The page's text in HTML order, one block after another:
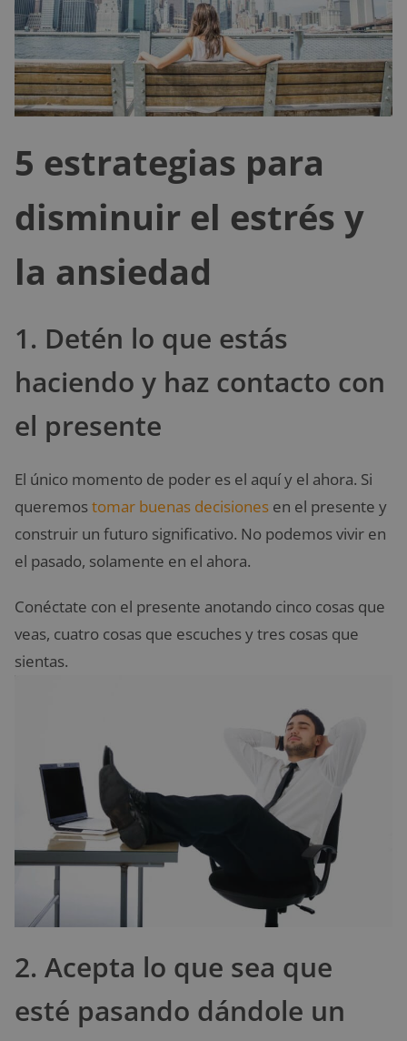
5 estrategias para
disminuir el estrés y
la ansiedad
1. Detén lo que estás
haciendo y haz contacto con
el presente
El único momento de poder es el aquí y el ahora. Si
queremostomar buenas decisiones en el presente y
construir un futuro significativo. No podemos vivir en
el pasado, solamente en el ahora.
Conéctate con el presente anotando cinco cosas que
veas, cuatro cosas que escuches y tres cosas que
sientas.
2. Acepta lo que sea que
esté pasando dándole un